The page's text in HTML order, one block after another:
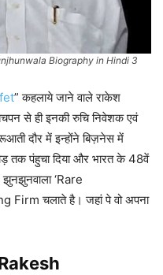
Biography in Hindi 3
” कहलाये जाने वाले राकेश
से ही इनकी रुचि निवेशक एवं
दौर में इन्होंने बिज़नेस में
तक पंहुचा दिया और भारत के 48वें
‘Rare
चलाते है। जहां पे वो अपना